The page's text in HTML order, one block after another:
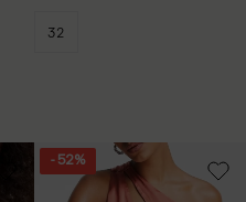
32
- 52%